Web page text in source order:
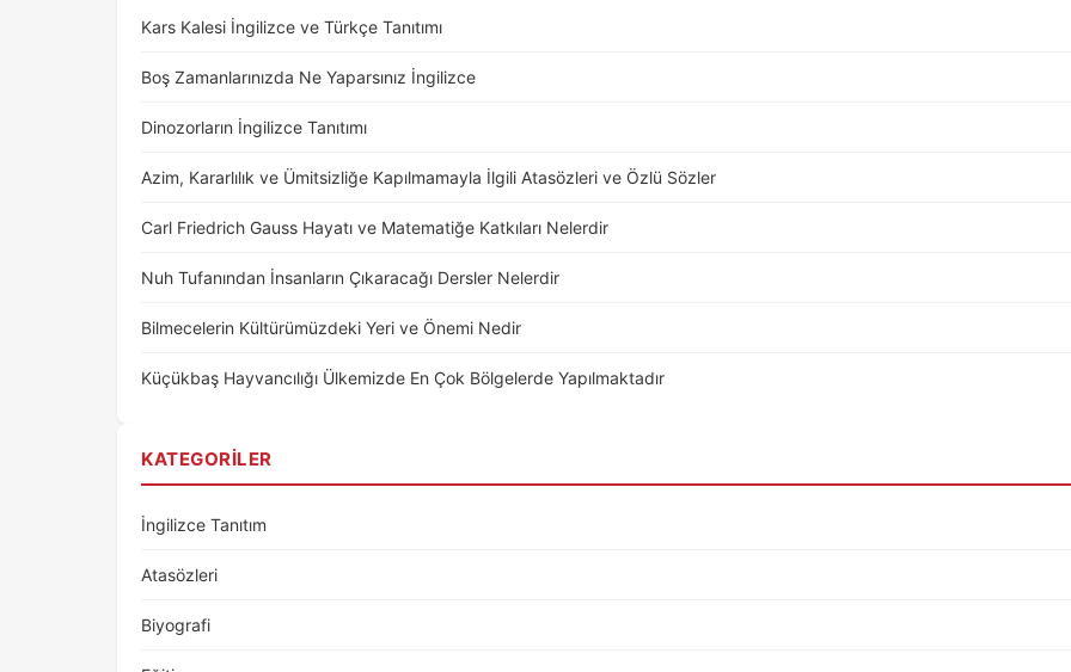
Kars Kalesi İngilizce ve Türkçe Tanıtımı
Boş Zamanlarınızda Ne Yaparsınız İngilizce
Dinozorların İngilizce Tanıtımı
Azim, Kararlılık ve Ümitsizliğe Kapılmamayla İlgili Atasözleri ve Özlü Sözler
Carl Friedrich Gauss Hayatı ve Matematiğe Katkıları Nelerdir
Nuh Tufanından İnsanların Çıkaracağı Dersler Nelerdir
Bilmecelerin Kültürümüzdeki Yeri ve Önemi Nedir
Küçükbaş Hayvancılığı Ülkemizde En Çok Bölgelerde Yapılmaktadır
KATEGORILER
İngilizce Tanıtım
Atasözleri
Biyografi